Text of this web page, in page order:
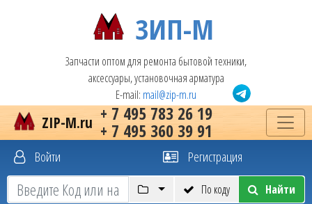
ЗИП-М
Запчасти оптом для ремонта бытовой техники,
аксессуары, установочная арматура
E-mail: mail@zip-m.ru
+ 7 495 783 26 19
+ 7 495 360 39 91
ZIP-M.ru
Войти Регистрация
По коду Найти